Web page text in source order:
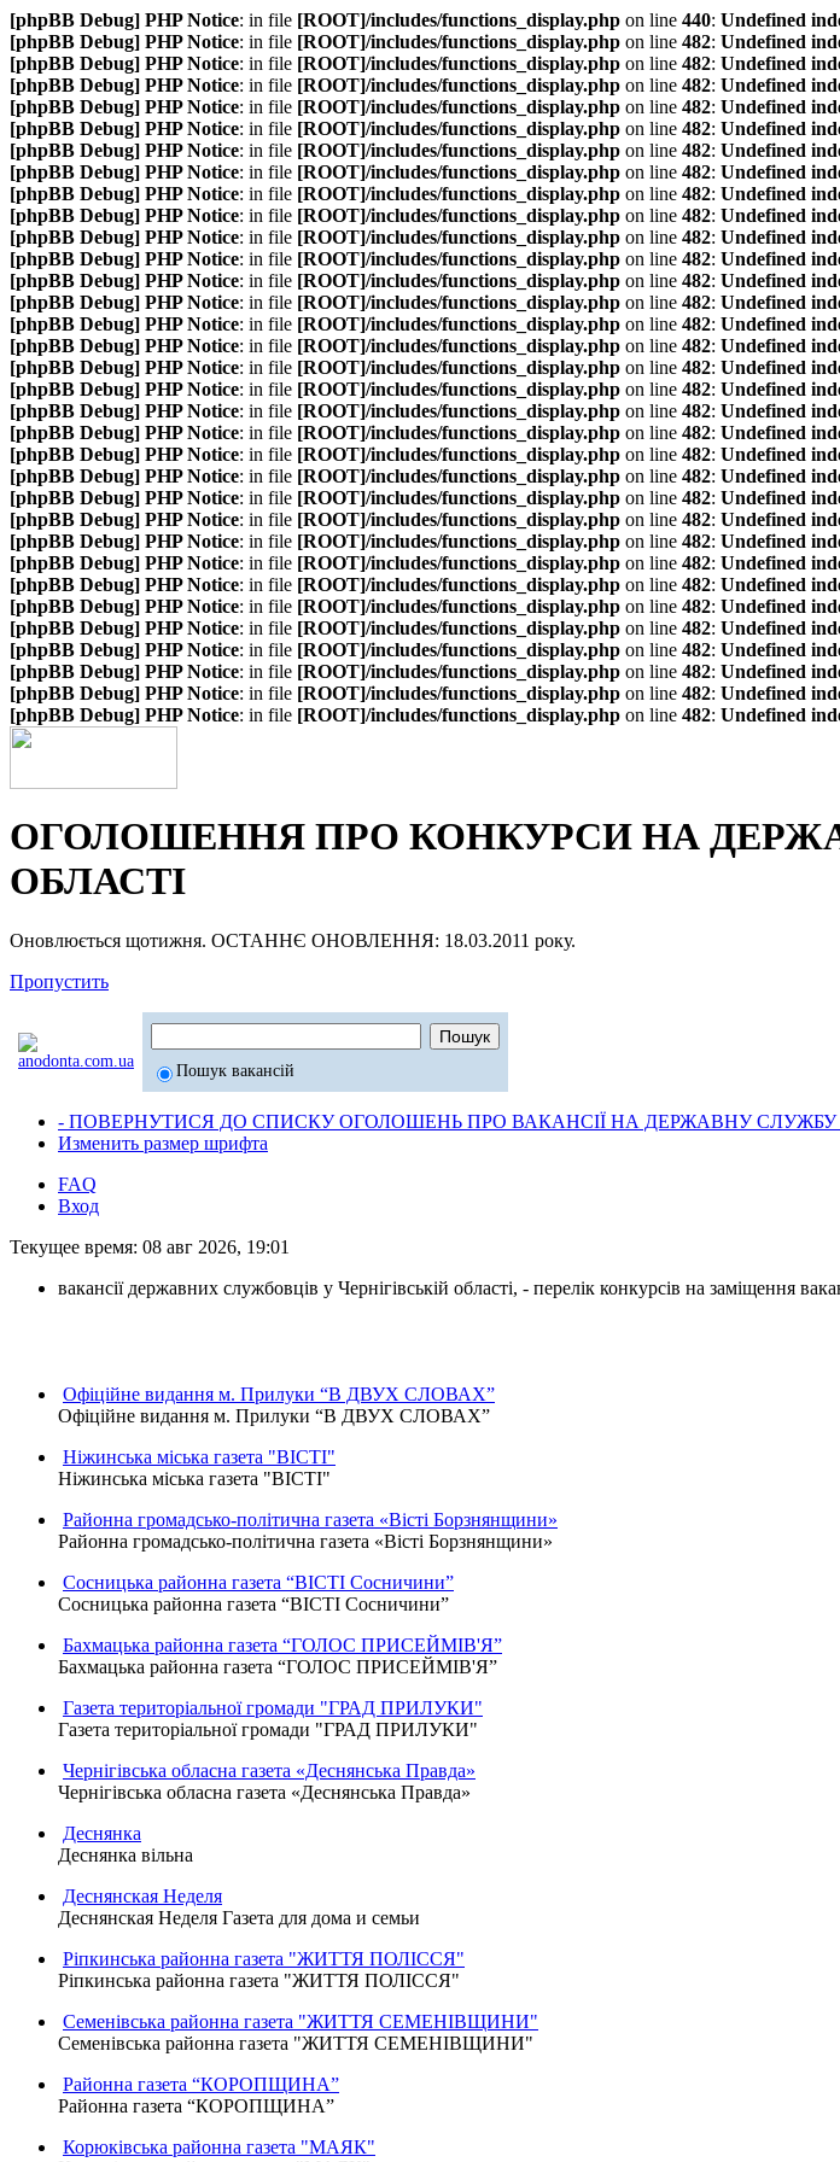
[phpBB Debug] PHP Notice: in file [ROOT]/includes/functions_display.php on line 440: Undefined
[phpBB Debug] PHP Notice: in file [ROOT]/includes/functions_display.php on line 482: Undefined
[phpBB Debug] PHP Notice: in file [ROOT]/includes/functions_display.php on line 482: Undefined
[phpBB Debug] PHP Notice: in file [ROOT]/includes/functions_display.php on line 482: Undefined
[phpBB Debug] PHP Notice: in file [ROOT]/includes/functions_display.php on line 482: Undefined
[phpBB Debug] PHP Notice: in file [ROOT]/includes/functions_display.php on line 482: Undefined
[phpBB Debug] PHP Notice: in file [ROOT]/includes/functions_display.php on line 482: Undefined
[phpBB Debug] PHP Notice: in file [ROOT]/includes/functions_display.php on line 482: Undefined
[phpBB Debug] PHP Notice: in file [ROOT]/includes/functions_display.php on line 482: Undefined
[phpBB Debug] PHP Notice: in file [ROOT]/includes/functions_display.php on line 482: Undefined
[phpBB Debug] PHP Notice: in file [ROOT]/includes/functions_display.php on line 482: Undefined
[phpBB Debug] PHP Notice: in file [ROOT]/includes/functions_display.php on line 482: Undefined
[phpBB Debug] PHP Notice: in file [ROOT]/includes/functions_display.php on line 482: Undefined
[phpBB Debug] PHP Notice: in file [ROOT]/includes/functions_display.php on line 482: Undefined
[phpBB Debug] PHP Notice: in file [ROOT]/includes/functions_display.php on line 482: Undefined
[phpBB Debug] PHP Notice: in file [ROOT]/includes/functions_display.php on line 482: Undefined
[phpBB Debug] PHP Notice: in file [ROOT]/includes/functions_display.php on line 482: Undefined
[phpBB Debug] PHP Notice: in file [ROOT]/includes/functions_display.php on line 482: Undefined
[phpBB Debug] PHP Notice: in file [ROOT]/includes/functions_display.php on line 482: Undefined
[phpBB Debug] PHP Notice: in file [ROOT]/includes/functions_display.php on line 482: Undefined
[phpBB Debug] PHP Notice: in file [ROOT]/includes/functions_display.php on line 482: Undefined
[phpBB Debug] PHP Notice: in file [ROOT]/includes/functions_display.php on line 482: Undefined
[phpBB Debug] PHP Notice: in file [ROOT]/includes/functions_display.php on line 482: Undefined
[phpBB Debug] PHP Notice: in file [ROOT]/includes/functions_display.php on line 482: Undefined
[phpBB Debug] PHP Notice: in file [ROOT]/includes/functions_display.php on line 482: Undefined
[phpBB Debug] PHP Notice: in file [ROOT]/includes/functions_display.php on line 482: Undefined
[phpBB Debug] PHP Notice: in file [ROOT]/includes/functions_display.php on line 482: Undefined
[phpBB Debug] PHP Notice: in file [ROOT]/includes/functions_display.php on line 482: Undefined
[phpBB Debug] PHP Notice: in file [ROOT]/includes/functions_display.php on line 482: Undefined
[phpBB Debug] PHP Notice: in file [ROOT]/includes/functions_display.php on line 482: Undefined
[phpBB Debug] PHP Notice: in file [ROOT]/includes/functions_display.php on line 482: Undefined
[phpBB Debug] PHP Notice: in file [ROOT]/includes/functions_display.php on line 482: Undefined
[phpBB Debug] PHP Notice: in file [ROOT]/includes/functions_display.php on line 482: Undefined
ОГОЛОШЕННЯ ПРО КОНКУРСИ НА
ОБЛАСТІ
Оновлюється щотижня. ОСТАННЄ ОНОВЛЕННЯ: 18.03.2011 року.
Пропустить
Пошук вакансій
- ПОВЕРНУТИСЯ ДО СПИСКУ ОГОЛОШЕНЬ ПРО ВАКАНСІЇ НА ДЕРЖАВНУ СЛУЖБУ В
Изменить размер шрифта
FAQ
Вход
Текущее время: 08 авг 2026, 19:01
вакансії державних службовців у Чернігівській області, - перелік конкурсів на заміщення
Офіційне видання м. Прилуки “В ДВУХ СЛОВАХ”
Офіційне видання м. Прилуки “В ДВУХ СЛОВАХ”
Ніжинська міська газета "ВІСТІ"
Ніжинська міська газета "ВІСТІ"
Районна громадсько-політична газета «Вісті Борзнянщини»
Районна громадсько-політична газета «Вісті Борзнянщини»
Сосницька районна газета “ВІСТІ Сосничини”
Сосницька районна газета “ВІСТІ Сосничини”
Бахмацька районна газета “ГОЛОС ПРИСЕЙМІВ'Я”
Бахмацька районна газета “ГОЛОС ПРИСЕЙМІВ'Я”
Газета територіальної громади "ГРАД ПРИЛУКИ"
Газета територіальної громади "ГРАД ПРИЛУКИ"
Чернігівська обласна газета «Деснянська Правда»
Чернігівська обласна газета «Деснянська Правда»
Деснянка
Деснянка вільна
Деснянская Неделя
Деснянская Неделя Газета для дома и семьи
Ріпкинська районна газета "ЖИТТЯ ПОЛІССЯ"
Ріпкинська районна газета "ЖИТТЯ ПОЛІССЯ"
Семенівська районна газета "ЖИТТЯ СЕМЕНІВЩИНИ"
Семенівська районна газета "ЖИТТЯ СЕМЕНІВЩИНИ"
Районна газета “КОРОПЩИНА”
Районна газета “КОРОПЩИНА”
Корюківська районна газета "МАЯК"